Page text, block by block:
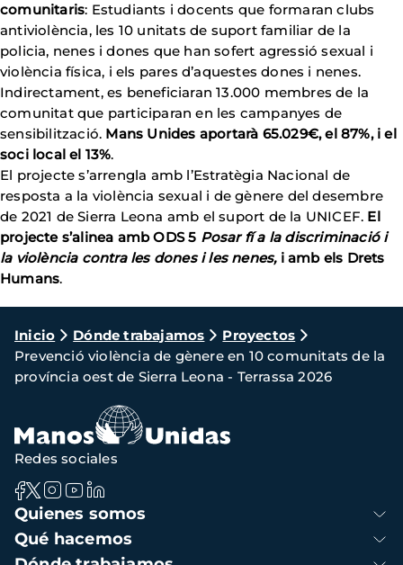
comunitaris: Estudiants i docents que formaran clubs
antiviolència, les 10 unitats de suport familiar de la
policia, nenes i dones que han sofert agressió sexual i
violència física, i els pares d’aquestes dones i nenes.
Indirectament, es beneficiaran 13.000 membres de la
comunitat que participaran en les campanyes de
sensibilització. Mans Unides aportarà 65.029€, el 87%, i el
soci local el 13%.
El projecte s’arrengla amb l’Estratègia Nacional de
resposta a la violència sexual i de gènere del desembre
de 2021 de Sierra Leona amb el suport de la UNICEF. El
projecte s’alinea amb ODS 5 Posar fí a la discriminació i
la violència contra les dones i les nenes, i amb els Drets
Humans.
Ruta
de
navegación
Inicio Dónde trabajamos
Proyectos
Prevenció violència de gènere en 10 comunitats de la
província oest de Sierra Leona - Terrassa 2026
Navegación
principal
Quienes somos
Qué hacemos
Redes sociales